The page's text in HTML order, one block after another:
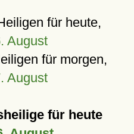
für heute,
August
für morgen,
August
für heute